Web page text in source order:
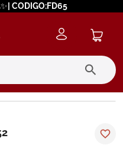
CODIGO:FD65